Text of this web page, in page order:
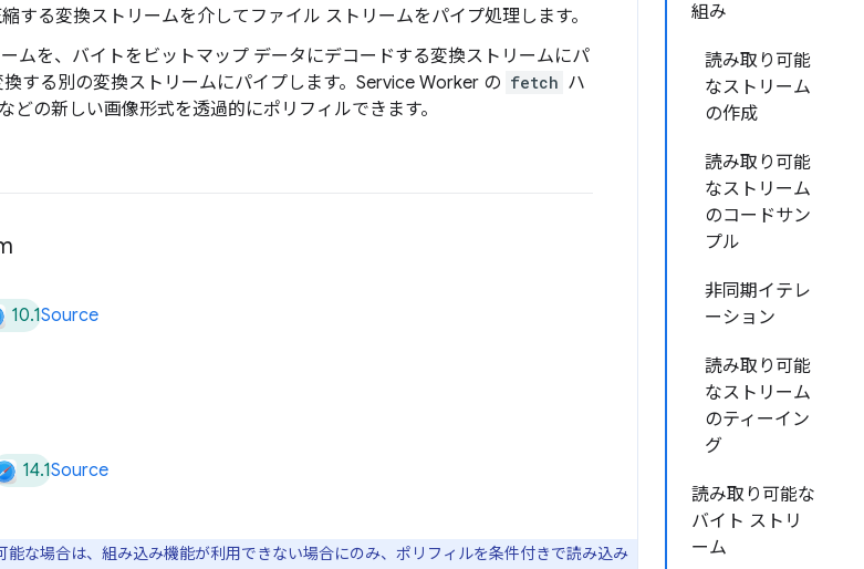
組み
読み取り可能
なストリーム
の作成
読み取り可能
なストリーム
のコードサン
プル
非同期イテレ
ーション
読み取り可能
なストリーム
のティーイン
グ
読み取り可能な
バイト ストリ
ーム
する変換ストリームを介してファイル ストリームをパイプ処理します。
ムを、バイトをビットマップ データにデコードする変換ストリームにパ
する別の変換ストリームにパイプします。Service Worker の fetch ハ
どの新しい画像形式を透過的にポリフィルできます。
10.1Source
14.1Source
能な場合は、組み込み機能が利用できない場合にのみ、ポリフィルを条件付きで読み込み